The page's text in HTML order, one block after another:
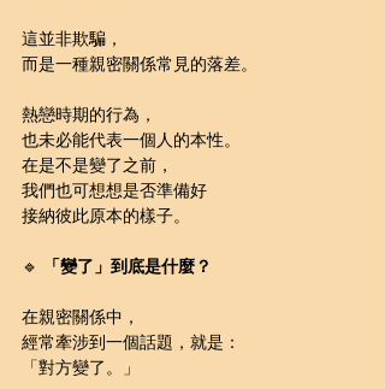
這並非欺騙，
而是一種親密關係常見的落差。
熱戀時期的行為，
也未必能代表一個人的本性。
在是不是變了之前，
我們也可想想是否準備好
接納彼此原本的樣子。
🔹 「變了」到底是什麼？
在親密關係中，
經常牽涉到一個話題，就是：
「對方變了。」